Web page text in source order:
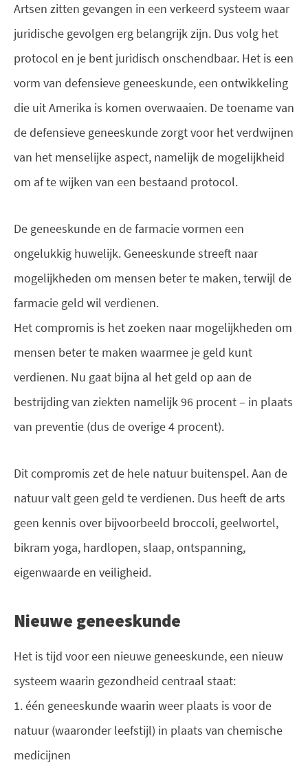
Artsen zitten gevangen in een verkeerd systeem waar
juridische gevolgen erg belangrijk zijn. Dus volg het
protocol en je bent juridisch onschendbaar. Het is een
vorm van defensieve geneeskunde, een ontwikkeling
die uit Amerika is komen overwaaien. De toename van
de defensieve geneeskunde zorgt voor het verdwijnen
van het menselijke aspect, namelijk de mogelijkheid
om af te wijken van een bestaand protocol.
De geneeskunde en de farmacie vormen een
ongelukkig huwelijk. Geneeskunde streeft naar
mogelijkheden om mensen beter te maken, terwijl de
farmacie geld wil verdienen.
Het compromis is het zoeken naar mogelijkheden om
mensen beter te maken waarmee je geld kunt
verdienen. Nu gaat bijna al het geld op aan de
bestrijding van ziekten namelijk 96 procent – in plaats
van preventie (dus de overige 4 procent).
Dit compromis zet de hele natuur buitenspel. Aan de
natuur valt geen geld te verdienen. Dus heeft de arts
geen kennis over bijvoorbeeld broccoli, geelwortel,
bikram yoga, hardlopen, slaap, ontspanning,
eigenwaarde en veiligheid.
Nieuwe geneeskunde
Het is tijd voor een nieuwe geneeskunde, een nieuw
systeem waarin gezondheid centraal staat:
1. één geneeskunde waarin weer plaats is voor de
natuur (waaronder leefstijl) in plaats van chemische
medicijnen